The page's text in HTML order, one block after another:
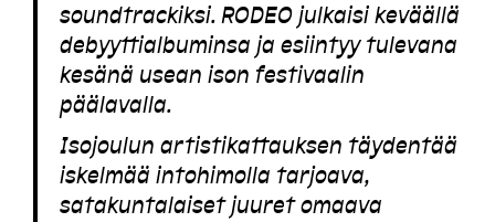
soundtrackiksi. RODEO julkaisi keväällä
debyyttialbuminsa ja esiintyy tulevana
kesänä usean ison festivaalin
päälavalla.
Isojoulun artistikattauksen täydentää
iskelmää intohimolla tarjoava,
satakuntalaiset juuret omaava